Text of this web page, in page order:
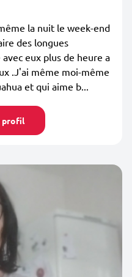
la nuit le week-end
des longues
eux plus de heure a
.J'ai même moi-même
et qui aime b...
profil